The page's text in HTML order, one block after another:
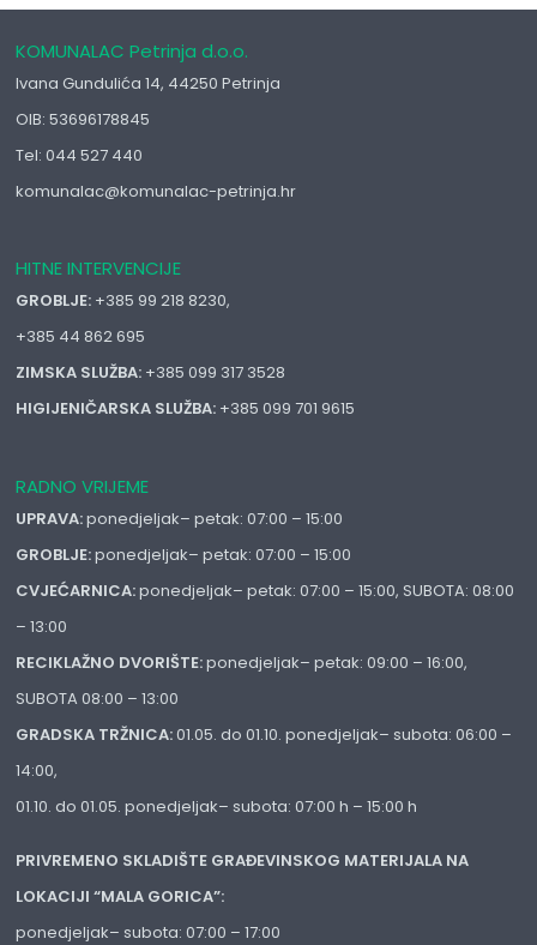
KOMUNALAC Petrinja d.o.o.
Ivana Gundulića 14, 44250 Petrinja
OIB: 53696178845
Tel: 044 527 440
komunalac@komunalac-petrinja.hr
HITNE INTERVENCIJE
GROBLJE: +385 99 218 8230,
+385 44 862 695
ZIMSKA SLUŽBA: +385 099 317 3528
HIGIJENIČARSKA SLUŽBA: +385 099 701 9615
RADNO VRIJEME
UPRAVA:ponedjeljak– petak: 07:00 – 15:00
GROBLJE:ponedjeljak– petak: 07:00 – 15:00
CVJEĆARNICA:ponedjeljak– petak: 07:00 – 15:00, SUBOTA: 08:00
– 13:00
RECIKLAŽNO DVORIŠTE:ponedjeljak– petak: 09:00 – 16:00,
SUBOTA 08:00 – 13:00
GRADSKA TRŽNICA:01.05. do 01.10. ponedjeljak– subota: 06:00 –
14:00,
01.10. do 01.05. ponedjeljak– subota: 07:00 h – 15:00 h
PRIVREMENO SKLADIŠTE GRAĐEVINSKOG MATERIJALA NA
LOKACIJI “MALA GORICA”:
ponedjeljak– subota: 07:00 – 17:00